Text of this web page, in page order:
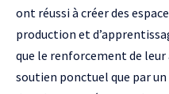
ont réussi à créer des
production et
que le renforcement de
soutien ponctuel que par